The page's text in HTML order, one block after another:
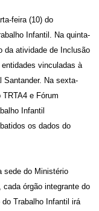
feira (10) do
Infantil. Na quinta-
da atividade de Inclusão
vinculadas à
Santander. Na sexta-
e Fórum
Infantil
os dados do
sede do Ministério
cada órgão integrante do
Trabalho Infantil irá